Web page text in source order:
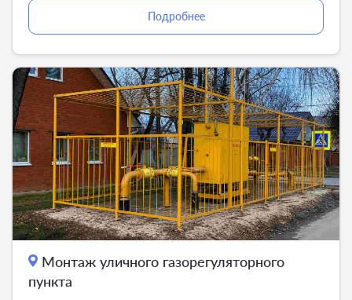
Подробнее
Монтаж уличного газорегуляторного
пункта